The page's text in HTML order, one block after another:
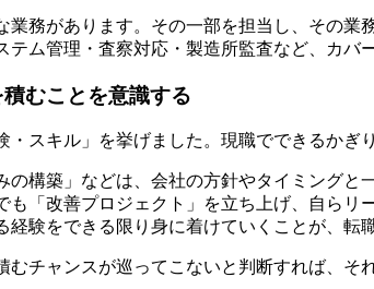
務があります。その一部を担当し、その
ム管理・査察対応・製造所監査など、カバ
むことを意識する
スキル」を挙げました。現職でできるかぎ
の構築」などは、会社の方針やタイミング
も「改善プロジェクト」を立ち上げ、自らリ
験をできる限り身に着けていくことが、転
チャンスが巡ってこないと判断すれば、そ